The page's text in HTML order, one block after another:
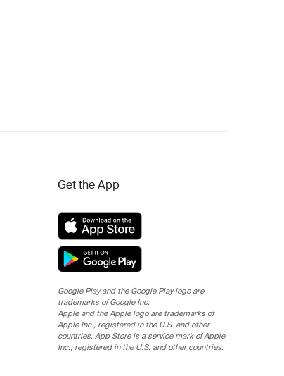
Get the App
Google Play and the Google Play logo are
trademarks of Google Inc.
Apple and the Apple logo are trademarks of
Apple Inc., registered in the U.S. and other
countries. App Store is a service mark of Apple
Inc., registered in the U.S. and other countries.